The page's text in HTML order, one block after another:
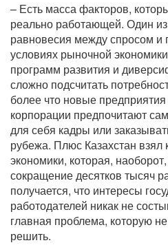
– Есть масса факторов,
реально работающей. Один из
равновесия между спросом
условиях рыночной
программ развития и
сложно подсчитать
более что новые
корпорации предпочитают
для себя кадры или
рубежа. Плюс Казахстан
экономики, которая,
сокращение десятков тысяч
получается, что интересы
работодателей никак не
главная проблема, которую
решить.